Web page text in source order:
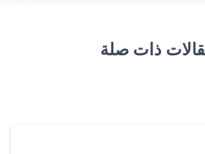
ذات صلة